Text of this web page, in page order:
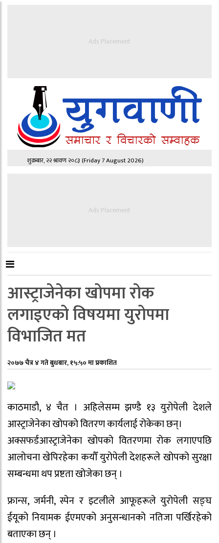
Ads Placement
शुक्रबार, २२ श्रावण २०८३(Friday 7 August 2026)
Ads Placement
आस्ट्राजेनेका खोपमा रोक
लगाइएको विषयमा युरोपमा
विभाजित मत
२०७७ चैत्र ४ गते बुधबार, १५:५० मा प्रकाशित
काठमाडौ, ४ चैत । अहिलेसम्म झण्डै १३ युरोपेली देशले
आस्ट्राजेनेका खोपको वितरण कार्यलाई रोकेका छन्।
अक्सफर्डआस्ट्राजेनेका खोपको वितरणमा रोक लगाएपछि
आलोचना खेपिरहेका कयौँ युरोपेली देशहरूले खोपको सुरक्षा
सम्बन्धमा थप प्रष्टता खोजेका छन् ।
फ्रान्स, जर्मनी, स्पेन र इटलीले आफूहरूले युरोपेली सङ्घ
ईयूको नियामक ईएमएको अनुसन्धानको नतिजा पर्खिरहेको
बताएका छन् ।